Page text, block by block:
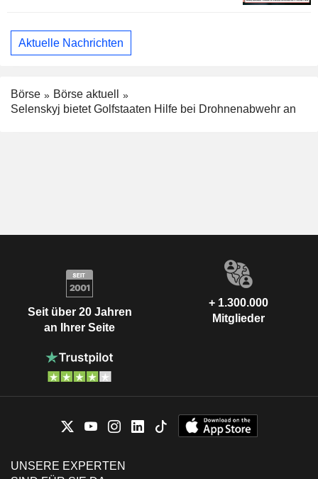
Aktuelle Nachrichten
Börse
Börse aktuell
Selenskyj bietet Golfstaaten Hilfe bei Drohnenabwehr an
Seit über 20 Jahren
an Ihrer Seite
+ 1.300.000
Mitglieder
UNSERE EXPERTEN